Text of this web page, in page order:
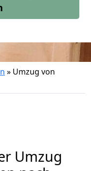
» Umzug von
Umzug